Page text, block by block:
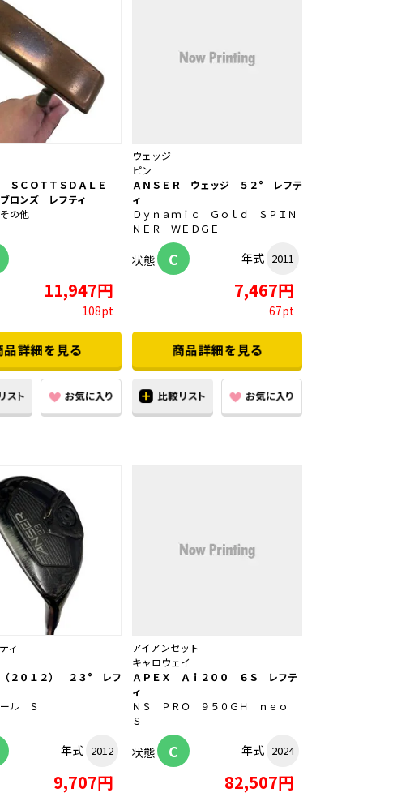
ＳＣＯＴＴＳＤＡＬＥ
ロンズ レフティ
の他
11,947円
108pt
ウェッジ
ピン
ＡＮＳＥＲ ウェッジ ５２° レフテ
ィ
Ｄｙｎａｍｉｃ Ｇｏｌｄ ＳＰＩＮ
ＮＥＲ ＷＥＤＧＥ
状態 C 年式 2011
7,467円
67pt
ィ
（２０１２） ２３° レフ
ール Ｓ
年式 2012
9,707円
アイアンセット
キャロウェイ
ＡＰＥＸ Ａｉ２００ ６Ｓ レフテ
ィ
ＮＳ ＰＲＯ ９５０ＧＨ ｎｅｏ
Ｓ
状態 C 年式 2024
82,507円